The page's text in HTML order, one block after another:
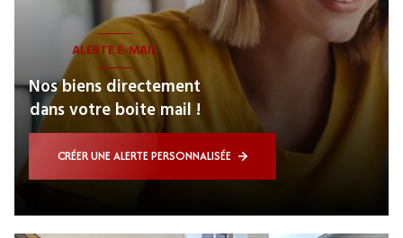
ALERTE E-MAIL
Nos biens directement
dans votre boite mail !
CRÉER UNE ALERTE PERSONNALISÉE